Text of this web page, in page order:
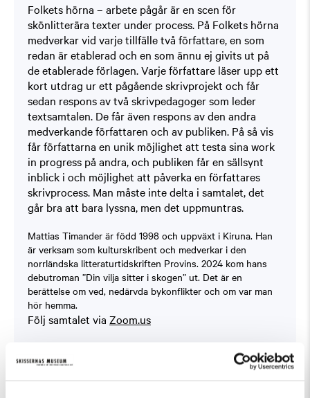
Folkets hörna – arbete pågår är en scen för
skönlitterära texter under process. På Folkets hörna
medverkar vid varje tillfälle två författare, en som
redan är etablerad och en som ännu ej givits ut på
de etablerade förlagen. Varje författare läser upp ett
kort utdrag ur ett pågående skrivprojekt och får
sedan respons av två skrivpedagoger som leder
textsamtalen. De får även respons av den andra
medverkande författaren och av publiken. På så vis
får författarna en unik möjlighet att testa sina work
in progress på andra, och publiken får en sällsynt
inblick i och möjlighet att påverka en författares
skrivprocess. Man måste inte delta i samtalet, det
går bra att bara lyssna, men det uppmuntras.
Mattias Timander är född 1998 och uppväxt i Kiruna. Han
är verksam som kulturskribent och medverkar i den
norrländska litteraturtidskriften Provins. 2024 kom hans
debutroman ”Din vilja sitter i skogen” ut. Det är en
berättelse om ved, nedärvda bykonflikter och om var man
hör hemma.
Följ samtalet via Zoom.us
Kulturrådet och Lunds kommun.